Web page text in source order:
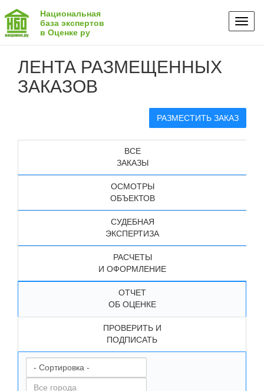
Национальная
база экспертов
в Оценке ру
ЛЕНТА РАЗМЕЩЕННЫХ
ЗАКАЗОВ
РАЗМЕСТИТЬ ЗАКАЗ
ВСЕ
ЗАКАЗЫ
ОСМОТРЫ
ОБЪЕКТОВ
СУДЕБНАЯ
ЭКСПЕРТИЗА
РАСЧЕТЫ
И ОФОРМЛЕНИЕ
ОТЧЕТ
ОБ ОЦЕНКЕ
ПРОВЕРИТЬ И
ПОДПИСАТЬ